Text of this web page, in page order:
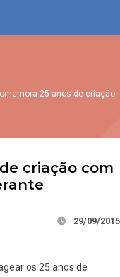
25 anos de criação
criação com
29/09/2015
os 25 anos de